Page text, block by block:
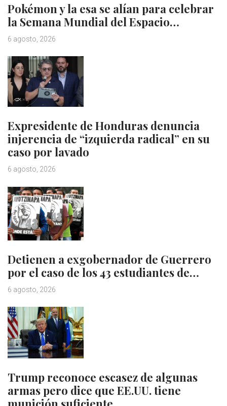
Pokémon y la esa se alían para celebrar
la Semana Mundial del Espacio…
6 agosto, 2026
Expresidente de Honduras denuncia
injerencia de “izquierda radical” en su
caso por lavado
6 agosto, 2026
Detienen a exgobernador de Guerrero
por el caso de los 43 estudiantes de…
6 agosto, 2026
Trump reconoce escasez de algunas
armas pero dice que EE.UU. tiene